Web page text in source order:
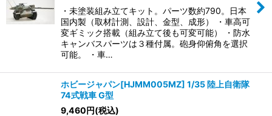
・未塗装組み立てキット。パーツ数約790。日本
国内製（取材計測、設計、金型、成形） ・車高可
変ギミック搭載（組み立て後も可変可能） ・防水
キャンバスパーツは３種付属。砲身仰俯角を選択
可能。 ・車…
ホビージャパン[HJMM005MZ] 1/35 陸上自衛隊
74式戦車 G型
9,460円(税込)